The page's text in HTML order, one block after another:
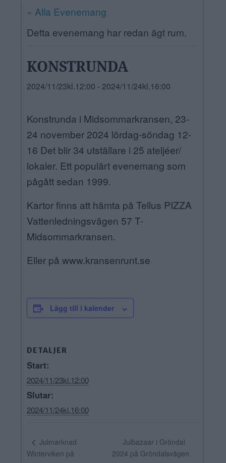
NÄRINGSLIV
« Alla Evenemang
Detta evenemang har redan ägt rum.
KONSTRUNDA
2024/11/23kl.12:00 - 2024/11/24kl.16:00
Konstrunda i Midsommarkransen, 23-
24 november 2024 lördag-söndag 12-
16 Det blir 34 utställare i 25 ateljéer/
lokaler. Ett populärt evenemang som
pågått sedan 1999.
Kartor finns att hämta på Tellus PIZZA
Vattenledningsvägen 57 T-
Midsommarkransen.
Eller på www.kransenrunt.se
Lägg till i kalender
DETALJER
Start:
2024/11/23kl.12:00
Slutar:
2024/11/24kl.16:00
Julmarknad
Winterviken på
Julbazaar i Gröndal
2024 på Gröndalsvägen